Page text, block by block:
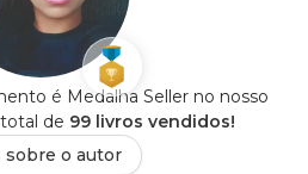
é Medalha Seller no nosso
de 99 livros vendidos!
sobre o autor